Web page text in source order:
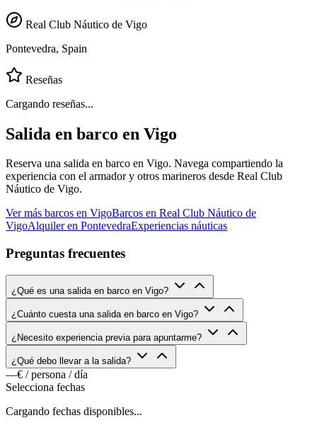
Real Club Náutico de Vigo
Pontevedra, Spain
Reseñas
Cargando reseñas...
Salida en barco en Vigo
Reserva una salida en barco en Vigo. Navega compartiendo la
experiencia con el armador y otros marineros desde Real Club
Náutico de Vigo.
Ver más barcos en VigoBarcos en Real Club Náutico de
VigoAlquiler en PontevedraExperiencias náuticas
Preguntas frecuentes
¿Qué es una salida en barco en Vigo?
¿Cuánto cuesta una salida en barco en Vigo?
¿Necesito experiencia previa para apuntarme?
¿Qué debo llevar a la salida?
—€ / persona / día
Selecciona fechas
Cargando fechas disponibles...